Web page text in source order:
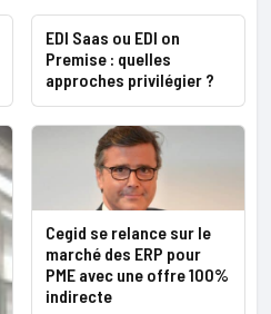
EDI Saas ou EDI on
Premise : quelles
approches privilégier ?
Cegid se relance sur le
marché des ERP pour
PME avec une offre 100%
indirecte